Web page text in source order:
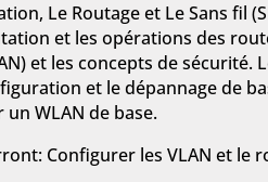
Le Routage et Le Sans fil
et les opérations des
et les concepts de
et le dépannage de
WLAN de base.
Configurer les VLAN et le